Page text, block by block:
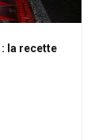
la recette